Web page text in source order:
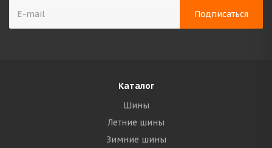
Каталог
Шины
Летние шины
Зимние шины